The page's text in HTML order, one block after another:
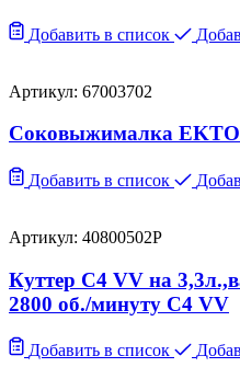
Добавить в список
Артикул: 67003702
Соковыжималка
Добавить в список
Артикул: 40800502P
Куттер C4 VV на
2800 об./минуту C4 VV
Добавить в список